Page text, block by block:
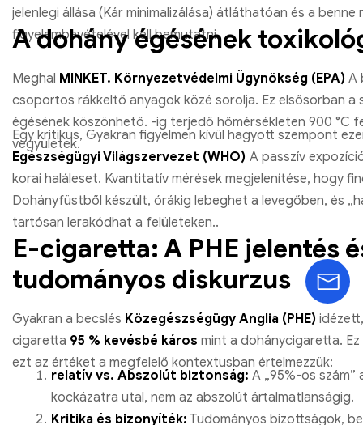
jelenlegi állása (Kár minimalizálása) átláthatóan és a
figyelembevételével kell bemutatni.
A dohány égésének
Meghal MINKET. Környezetvédelmi Ügynökség (EPA) A
csoportos rákkeltő anyagok közé sorolja. Ez elsősorban a
égésének köszönhető. -ig terjedő hőmérsékleten 900 °C
vegyületek.
Egy kritikus, Gyakran figyelmen kívül hagyott szempont
Egészségügyi Világszervezet (WHO) A passzív
korai haláleset. Kvantitatív mérések megjelenítése, hogy
Dohányfüstből készült, órákig lebeghet a levegőben, és
tartósan lerakódhat a felületeken..
E-cigaretta: A PHE jelentés
tudományos diskurzus
Gyakran a becslés Közegészségügy Anglia (PHE)
cigaretta 95 % kevésbé káros mint a dohánycigaretta.
ezt az értéket a megfelelő kontextusban értelmezzük:
relatív vs. Abszolút biztonság: A „95%-os
kockázatra utal, nem az abszolút ártalmatlanságig.
Kritika és bizonyíték: Tudományos bizottságok,